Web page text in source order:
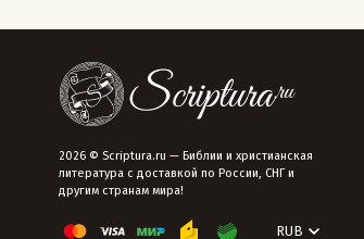
2026 © Scriptura.ru — Библии и христианская
литература с доставкой по России, СНГ и
другим странам мира!
RUB